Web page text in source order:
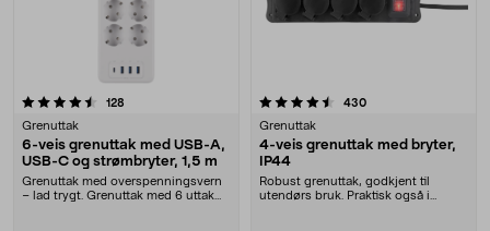
128
Grenuttak
6-veis grenuttak med USB-A,
USB-C og strømbryter, 1,5 m
Grenuttak med overspenningsvern
– lad trygt. Grenuttak med 6 uttak
4.5 av 5 stjerner 430anmeldelser
Grenuttak
4-veis grenuttak med bryter,
IP44
Robust grenuttak, godkjent til
utendørs bruk. Praktisk også i